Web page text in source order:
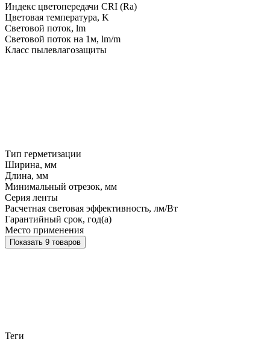
Индекс цветопередачи CRI (Ra)
Цветовая температура, K
Световой поток, lm
Световой поток на 1м, lm/m
Класс пылевлагозащиты
Тип герметизации
Ширина, мм
Длина, мм
Минимальный отрезок, мм
Серия ленты
Расчетная световая эффективность, лм/Вт
Гарантийный срок, год(а)
Место применения
Показать 9 товаров
Теги